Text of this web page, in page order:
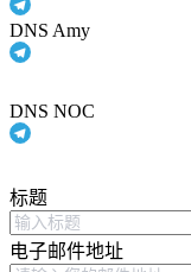
DNS Amy
DNS NOC
标题
电子邮件地址